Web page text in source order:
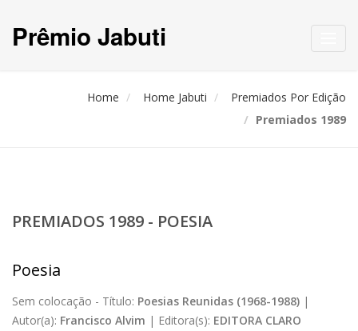
Prêmio Jabuti
Home Home Jabuti
Premiados Por Edição
Premiados 1989
PREMIADOS 1989 - POESIA
Poesia
Sem colocação - Título: Poesias Reunidas (1968-1988) |
Autor(a): Francisco Alvim | Editora(s): EDITORA CLARO